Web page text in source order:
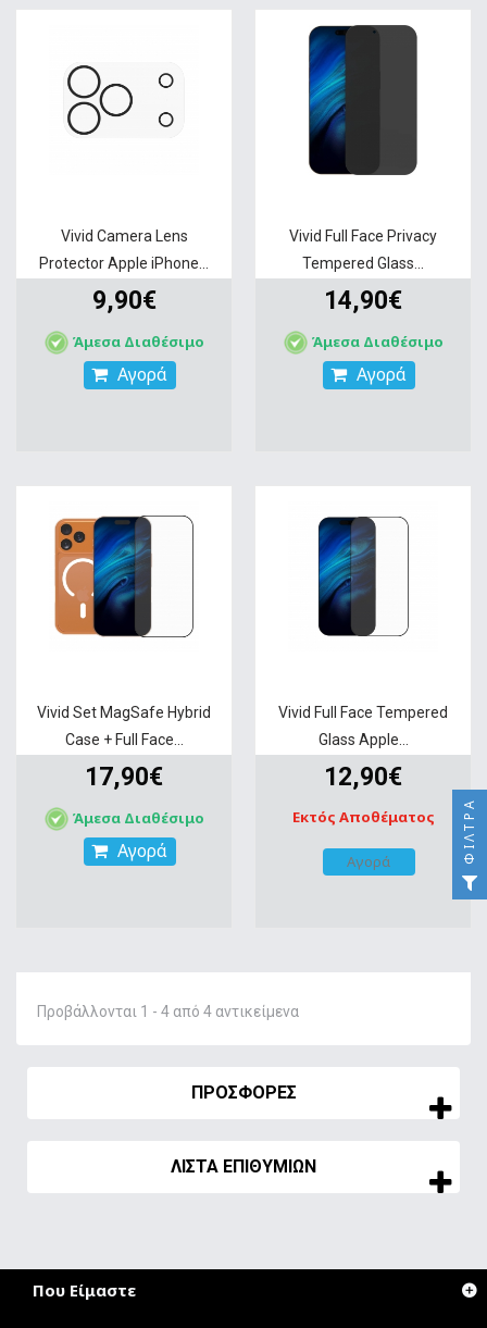
ΔΙΚΤΥΑΚΆ
HOME & LIVING
Vivid Camera Lens
Protector Apple iPhone...
9,90€
Άμεσα Διαθέσιμο
Αγορά
Vivid Full Face Privacy
Tempered Glass...
14,90€
Άμεσα Διαθέσιμο
Αγορά
Vivid Set MagSafe Hybrid
Case + Full Face...
17,90€
Άμεσα Διαθέσιμο
Αγορά
Vivid Full Face Tempered
Glass Apple...
12,90€
Εκτός Αποθέματος
Αγορά
Προβάλλονται 1 - 4 από 4 αντικείμενα
ΠΡΟΣΦΟΡΈΣ
ΛΊΣΤΑ ΕΠΙΘΥΜΙΏΝ
Που Είμαστε
ΦΊΛΤΡΑ